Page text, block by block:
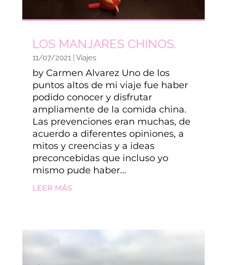
LOS MANJARES CHINOS.
11/07/2021| Viajes
by Carmen Alvarez Uno de los
puntos altos de mi viaje fue haber
podido conocer y disfrutar
ampliamente de la comida china.
Las prevenciones eran muchas, de
acuerdo a diferentes opiniones, a
mitos y creencias y a ideas
preconcebidas que incluso yo
mismo pude haber...
LEER MÁS